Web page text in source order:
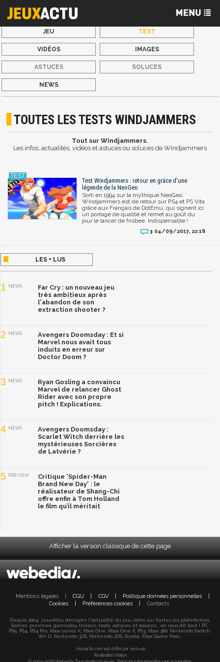
JEU TEST
VIDÉOS IMAGES
ASTUCES SOLUCES
NEWS
TOUTES LES TESTS WINDJAMMERS
Tout sur Windjammers.
Les infos, actualités, vidéos et astuces ou soluces de Windjammers
Test Windjammers : retour en grâce d'une
légende de la NeoGeo
Sorti en 1994 sur la mythique NeoGeo,
Windjammers est de retour sur PS4 et PS Vita
grâce aux Français de DotEmu, qui signent ici
un portage de qualité et remet au goût du
jour le lancer de frisbee. Indispensable !
3 04/09/2017, 22:18
LES + LUS
1 NEWS
Far Cry : un nouveau jeu
très ambitieux après
l'abandon de son
extraction shooter ?
2 NEWS
Avengers Doomsday : Et si
Marvel nous avait tous
induits en erreur sur
Doctor Doom ?
3 NEWS
Ryan Gosling a convaincu
Marvel de relancer Ghost
Rider avec son propre
pitch ! Explications.
4 NEWS
Avengers Doomsday :
Scarlet Witch derrière les
mystérieuses Sorcières
de Latvérie ?
5 PREVIEW
Critique 'Spider-Man
Brand New Day' : le
réalisateur de Shang-Chi
offre enfin à Tom Holland
le film qu’il méritait
Afficher la version classique de cette page
Mentions légales CGU CGV Politique données personnelles
Cookies
Préférences cookies Contacts
Depuis 2004, JeuxActu décrypte l'actualité du jeu vidéo sur toutes les plateformes.
Sorties, previews, gameplay, trailers, tests, astuces et soluces... on vous dit tout ! PC,
PS5, PS4, PS4 Pro, Xbox series X, Xbox One, Xbox One X, PS3, Xbox 360, Nintendo Switch,
Wii U, Nintendo 3DS, Nintendo 2DS, Stadia, Xbox Game Pass...
Jeuxactu.com est édité par Webedia
Réalisation Vitalyn